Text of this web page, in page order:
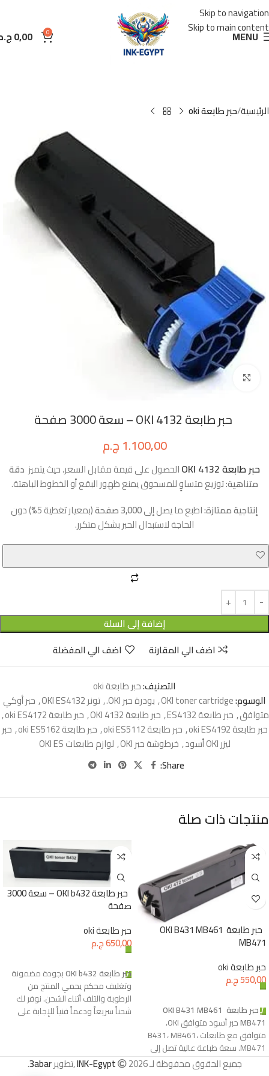
Skip to navigation
Skip to main content
MENU
0
0,00
الرئيسية حبر طابعة oki
Click to enlarge
حبر طابعة 4132 OKI – سعة 3000 صفحة
1.100,00ج.م
حبر طابعة 4132 OKI الحصول على قيمة مقابل السعر، حيث يتميز دقة
متناهية:توزيع متساوٍ للمسحوق يمنع ظهور البقع أو الخطوط الباهتة.
إنتاجية ممتازة:اطبع ما يصل إلى3,000 صفحة
(بمعيار تغطية 5%) دون
الحاجة لاستبدال الحبر بشكل متكرر.
إضافة إلى السلة
اضف الي المقارنة
اضف الي المفضلة
التصنيف:حبر طابعة oki
الوسوم:OKI toner cartridge
, بودرة حبر OKI. ,تونر OKI ES4132 , حبر أوكي
متوافق, حبر طابعة ES4132 , حبر طابعة OKI 4132 , حبر طابعة oki ES4172
,
حبر طابعة oki ES4192
, حبر طابعة oki ES5112 , حبر طابعة oki ES5162 , حبر
ليزر OKI أسود
, خرطوشة حبر OKI , لوازم طابعات OKI ES
Share:
منتجات ذات صلة
حبر طابعة OKI B431 MB461
MB471
حبر طابعة oki
550,00ج.م
حبر طابعة OKI B431 MB461
MB471
حبر أسود متوافق OKI،
متوافق مع طابعات B431، MB461،
MB471. سعة طباعة عالية تصل إلى
3,000 صفحة، وجودة احترافية
حبر طابعة OKI b432 – سعة 3000
صفحة
حبر طابعة oki
650,00ج.م
حبر طابعة OKI b432
بجودة مضمونة
وتغليف محكم يحمي المنتج من
الرطوبة والتلف أثناء الشحن. نوفر لك
شحناً سريعاً ودعماً فنياً للإجابة على
جميع الحقوق محفوظة لـ INK-Egypt 2026 ,تطوير 3abar
.